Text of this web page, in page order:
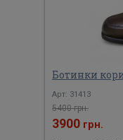
Ботинки
Арт: 31413
5400 грн.
3900 грн.